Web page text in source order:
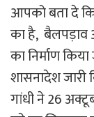
आपको बता दे
का है, बैलपड़ाव
का निर्माण
शासनादेश
गांधी ने 26